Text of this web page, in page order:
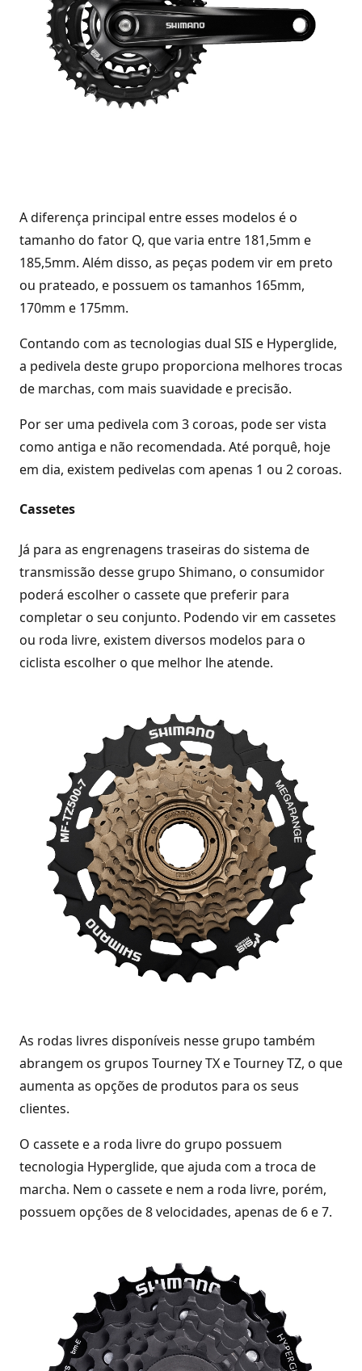
A diferença principal entre esses modelos é o
tamanho do fator Q, que varia entre 181,5mm e
185,5mm. Além disso, as peças podem vir em preto
ou prateado, e possuem os tamanhos 165mm,
170mm e 175mm.
Contando com as tecnologias dual SIS e Hyperglide,
a pedivela deste grupo proporciona melhores trocas
de marchas, com mais suavidade e precisão.
Por ser uma pedivela com 3 coroas, pode ser vista
como antiga e não recomendada. Até porquê, hoje
em dia, existem pedivelas com apenas 1 ou 2 coroas.
Cassetes
Já para as engrenagens traseiras do sistema de
transmissão desse grupo Shimano, o consumidor
poderá escolher o cassete que preferir para
completar o seu conjunto. Podendo vir em cassetes
ou roda livre, existem diversos modelos para o
ciclista escolher o que melhor lhe atende.
As rodas livres disponíveis nesse grupo também
abrangem os grupos Tourney TX e Tourney TZ, o que
aumenta as opções de produtos para os seus
clientes.
O cassete e a roda livre do grupo possuem
tecnologia Hyperglide, que ajuda com a troca de
marcha. Nem o cassete e nem a roda livre, porém,
possuem opções de 8 velocidades, apenas de 6 e 7.